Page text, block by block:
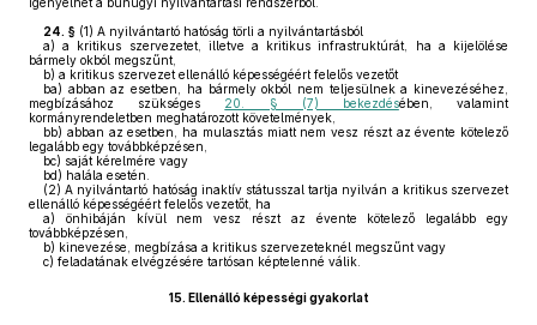
24. § (1) A nyilvántartó hatóság törli a nyilvántartásból
a) a kritikus szervezetet, illetve a kritikus infrastruktúrát, ha a kijelölése
bármely okból megszűnt,
b) a kritikus szervezet ellenálló képességéért felelős vezetőt
ba) abban az esetben, ha bármely okból nem teljesülnek a kinevezéséhez,
megbízásához szükséges 20. § (7) bekezdésében, valamint
kormányrendeletben meghatározott követelmények,
bb) abban az esetben, ha mulasztás miatt nem vesz részt az évente kötelező
legalább egy továbbképzésen,
bc) saját kérelmére vagy
bd) halála esetén.
(2) A nyilvántartó hatóság inaktív státusszal tartja nyilván a kritikus szervezet
ellenálló képességéért felelős vezetőt, ha
a) önhibáján kívül nem vesz részt az évente kötelező legalább egy
továbbképzésen,
b) kinevezése, megbízása a kritikus szervezeteknél megszűnt vagy
c) feladatának elvégzésére tartósan képtelenné válik.
15. Ellenálló képességi gyakorlat